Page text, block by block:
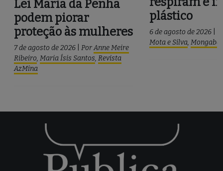
Lei Maria da Penha
podem piorar
proteção às mulheres
7 de agosto de 2026 PorAnne Meire
Ribeiro, Maria Ísis Santos, Revista
AzMina
plástico
6 de agosto de 2026
Mota e Silva,